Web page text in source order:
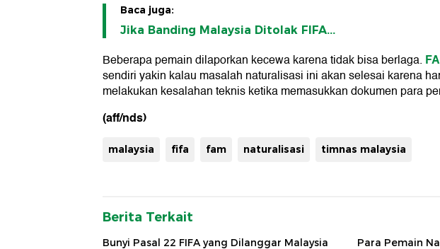
Baca juga:
Jika Banding Malaysia Ditolak FIFA...
Beberapa pemain dilaporkan kecewa karena tidak bisa berlaga.
sendiri yakin kalau masalah naturalisasi ini akan selesai karena
melakukan kesalahan teknis ketika memasukkan dokumen para
(aff/nds)
malaysia fifa fam naturalisasi timnas malaysia
Berita Terkait
Bunyi Pasal 22 FIFA yang Dilanggar Malaysia Para Pemain